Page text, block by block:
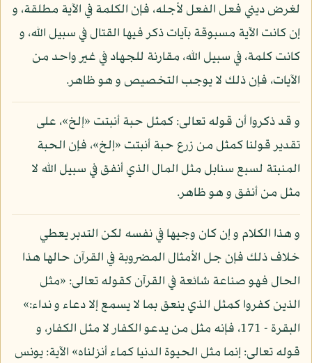
لغرض ديني فعل الفعل لأجله، فإن الكلمة في الآية مطلقة، و
إن كانت الآية مسبوقة بآيات ذكر فيها القتال في سبيل الله، و
كانت كلمة، في سبيل الله، مقارنة للجهاد في غير واحد من
الآيات، فإن ذلك لا يوجب التخصيص و هو ظاهر.
و قد ذكروا أن قوله تعالى: كمثل حبة أنبتت «إلخ»، على
تقدير قولنا كمثل من زرع حبة أنبتت «إلخ»، فإن الحبة
المنبتة لسبع سنابل مثل المال الذي أنفق في سبيل الله لا
مثل من أنفق و هو ظاهر.
و هذا الكلام و إن كان وجيها في نفسه لكن التدبر يعطي
خلاف ذلك فإن جل الأمثال المضروبة في القرآن حالها هذا
الحال فهو صناعة شائعة في القرآن كقوله تعالى: «مثل
الذين كفروا كمثل الذي ينعق بما لا يسمع إلا دعاء و نداء:»
البقرة - 171، فإنه مثل من يدعو الكفار لا مثل الكفار، و
قوله تعالى: إنما مثل الحيوة الدنيا كماء أنزلناه» الآية: يونس